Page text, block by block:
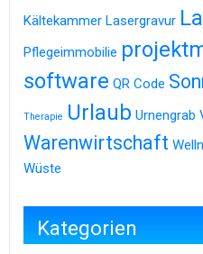
Kältekammer Lasergravur
Pflegeimmobilie
software QR Code
Therapie Urlaub Urnengrab
Warenwirtschaft
Wüste
Kategorien